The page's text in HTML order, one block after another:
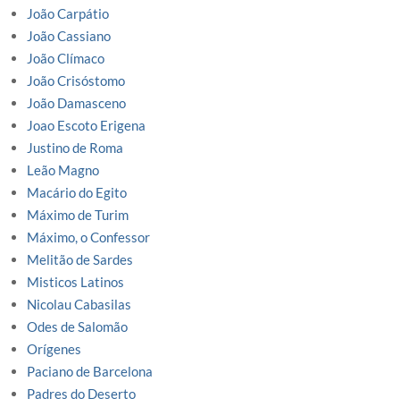
João Carpátio
João Cassiano
João Clímaco
João Crisóstomo
João Damasceno
Joao Escoto Erigena
Justino de Roma
Leão Magno
Macário do Egito
Máximo de Turim
Máximo, o Confessor
Melitão de Sardes
Misticos Latinos
Nicolau Cabasilas
Odes de Salomão
Orígenes
Paciano de Barcelona
Padres do Deserto